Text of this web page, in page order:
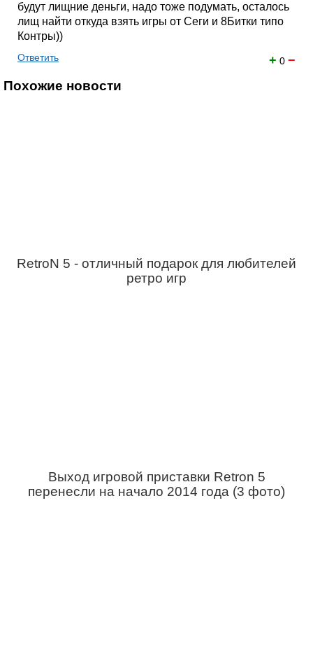
будут лищние деньги, надо тоже подумать, осталось
лищ найти откуда взять игры от Сеги и 8Битки типо
Контры))
+ 0 −
Ответить
Похожие новости
RetroN 5 - отличный подарок для любителей
ретро игр
Выход игровой приставки Retron 5
перенесли на начало 2014 года (3 фото)